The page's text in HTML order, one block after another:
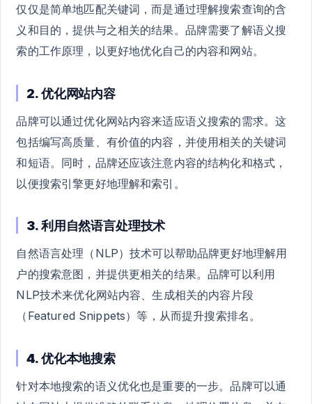
仅仅是简单地匹配关键词，而是通过理解搜索查询的含
义和目的，提供与之相关的结果。品牌需要了解语义搜
索的工作原理，以更好地优化自己的内容和网站。
2. 优化网站内容
品牌可以通过优化网站内容来适应语义搜索的需求。这
包括编写高质量、有价值的内容，并使用相关的关键词
和短语。同时，品牌还应该注意内容的结构化和格式，
以便搜索引擎更好地理解和索引。
3. 利用自然语言处理技术
自然语言处理（NLP）技术可以帮助品牌更好地理解用
户的搜索意图，并提供更相关的结果。品牌可以利用
NLP技术来优化网站内容、生成相关的内容片段
（Featured Snippets）等，从而提升搜索排名。
4. 优化本地搜索
针对本地搜索的语义优化也是重要的一步。品牌可以通